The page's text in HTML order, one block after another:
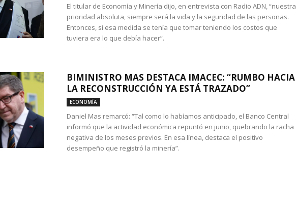
El titular de Economía y Minería dijo, en entrevista con Radio ADN, “nuestra
prioridad absoluta, siempre será la vida y la seguridad de las personas.
Entonces, si esa medida se tenía que tomar teniendo los costos que
tuviera era lo que debía hacer”.
BIMINISTRO MAS DESTACA IMACEC: “RUMBO HACIA
LA RECONSTRUCCIÓN YA ESTÁ TRAZADO”
ECONOMÍA
Daniel Mas remarcó: “Tal como lo habíamos anticipado, el Banco Central
informó que la actividad económica repuntó en junio, quebrando la racha
negativa de los meses previos. En esa línea, destaca el positivo
desempeño que registró la minería”.